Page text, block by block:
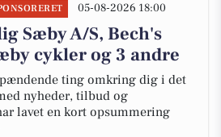
05-08-2026 18:00
Sæby A/S, Bech's
cykler og 3 andre
ting omkring dig i det
nyheder, tilbud og
lavet en kort opsummering